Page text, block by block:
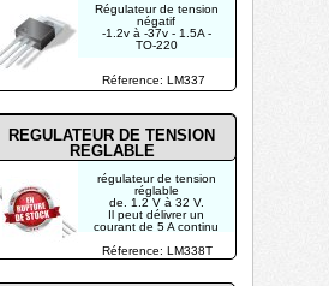
Réference: LM337
Régulateur de tension
négatif
-1.2v à -37v - 1.5A -
TO-220
Réference: LM338T
REGULATEUR DE TENSION
REGLABLE
régulateur de tension
réglable
de. 1.2 V à 32 V.
Il peut délivrer un
courant de 5 A continu